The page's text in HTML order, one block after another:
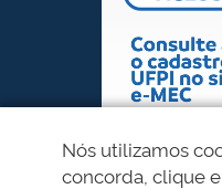
Nós utilizamos
concorda, clique